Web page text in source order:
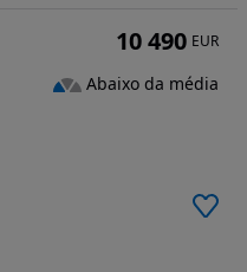
10 490 EUR
Abaixo da média